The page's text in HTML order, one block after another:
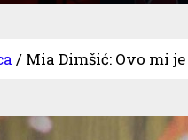
/ Mia Dimšić: Ovo mi